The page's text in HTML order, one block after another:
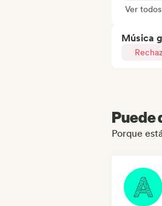
Ver
Música
Puede
Porque